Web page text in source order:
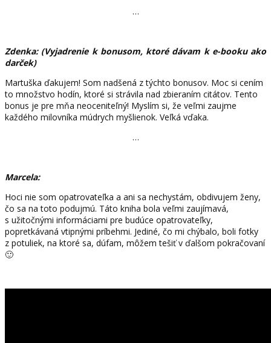
…
Zdenka: (Vyjadrenie k bonusom, ktoré dávam k e-booku ako
darček)
Martuška ďakujem! Som nadšená z týchto bonusov. Moc si cením
to množstvo hodín, ktoré si strávila nad zbieraním citátov. Tento
bonus je pre mňa neoceniteľný! Myslím si, že veľmi zaujme
každého milovníka múdrych myšlienok. Veľká vďaka.
…
Marcela:
Hoci nie som opatrovateľka a ani sa nechystám, obdivujem ženy,
čo sa na toto podujmú. Táto kniha bola veľmi zaujímavá,
s užitočnými informáciami pre budúce opatrovateľky,
popretkávaná vtipnými príbehmi. Jediné, čo mi chýbalo, boli fotky
z potuliek, na ktoré sa, dúfam, môžem tešiť v ďalšom pokračovaní
🙂